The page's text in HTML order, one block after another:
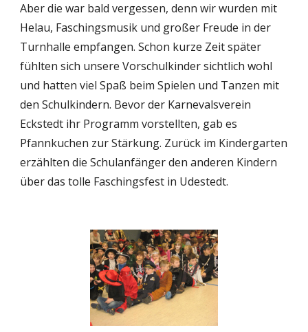
Aber die war bald vergessen, denn wir wurden mit
Helau, Faschingsmusik und großer Freude in der
Turnhalle empfangen. Schon kurze Zeit später
fühlten sich unsere Vorschulkinder sichtlich wohl
und hatten viel Spaß beim Spielen und Tanzen mit
den Schulkindern. Bevor der Karnevalsverein
Eckstedt ihr Programm vorstellten, gab es
Pfannkuchen zur Stärkung. Zurück im Kindergarten
erzählten die Schulanfänger den anderen Kindern
über das tolle Faschingsfest in Udestedt.